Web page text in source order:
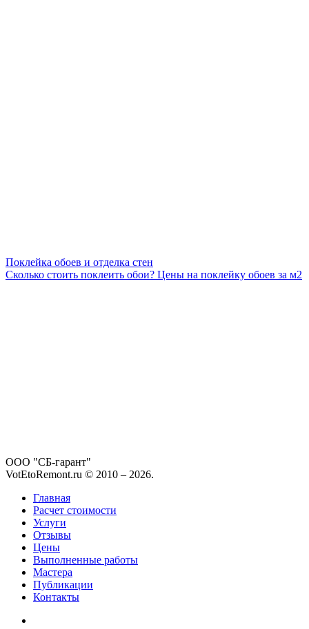
Поклейка обоев и отделка стен
Сколько стоить поклеить обои? Цены на поклейку обоев за м2
ООО "СБ-гарант"
VotEtoRemont.ru © 2010 – 2026.
Главная
Расчет стоимости
Услуги
Отзывы
Цены
Выполненные работы
Мастера
Публикации
Контакты